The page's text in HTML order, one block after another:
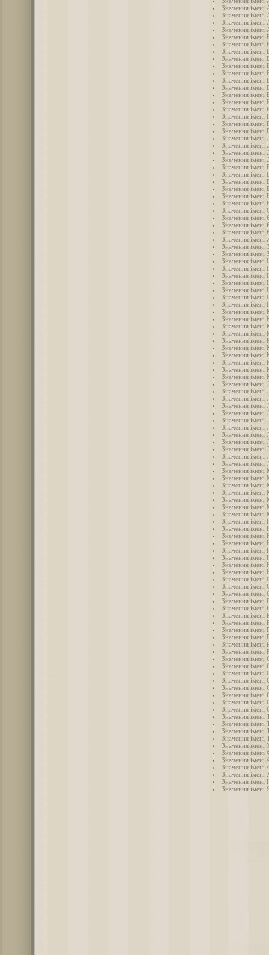
Значення імені
Значення імені
Значення імені
Значення імені
Значення імені
Значення імені
Значення імені
Значення імені
Значення імені
Значення імені
Значення імені
Значення імені
Значення імені
Значення імені
Значення імені
Значення імені
Значення імені
Значення імені
Значення імені
Значення імені
Значення імені
Значення імені
Значення імені
Значення імені
Значення імені
Значення імені
Значення імені
Значення імені
Значення імені
Значення імені
Значення імені
Значення імені
Значення імені
Значення імені
Значення імені
Значення імені
Значення імені
Значення імені
Значення імені
Значення імені
Значення імені
Значення імені
Значення імені
Значення імені
Значення імені
Значення імені
Значення імені
Значення імені
Значення імені
Значення імені
Значення імені
Значення імені
Значення імені
Значення імені
Значення імені
Значення імені
Значення імені
Значення імені
Значення імені
Значення імені
Значення імені
Значення імені
Значення імені
Значення імені
Значення імені
Значення імені
Значення імені
Значення імені
Значення імені
Значення імені
Значення імені
Значення імені
Значення імені
Значення імені
Значення імені
Значення імені
Значення імені
Значення імені
Значення імені
Значення імені
Значення імені
Значення імені
Значення імені
Значення імені
Значення імені
Значення імені
Значення імені
Значення імені
Значення імені
Значення імені
Значення імені
Значення імені
Значення імені
Значення імені
Значення імені
Значення імені
Значення імені
Значення імені
Значення імені
Значення імені
Значення імені
Значення імені
Значення імені
Значення імені
Значення імені
Значення імені
Значення імені
Значення імені
Значення імені